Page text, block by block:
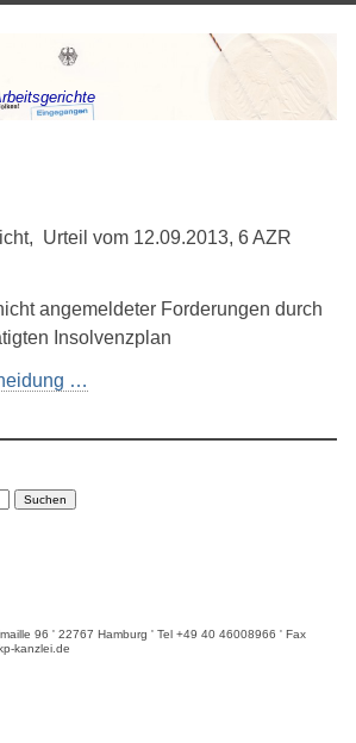
Urteil vom 12.09.2013, 6 AZR
angemeldeter Forderungen durch
Insolvenzplan
…
96 ' 22767 Hamburg ' Tel +49 40 46008966 ' Fax
kanzlei.de